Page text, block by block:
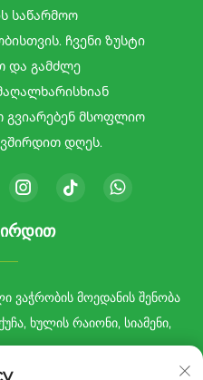
საწარმოო
ჩვენი ზუსტი
და გამძლე
გვიარებენ მსოფლიო
დღეს.
ვაჭრობის მოედანის შენობა
ხულის რაიონი, სიამენი,